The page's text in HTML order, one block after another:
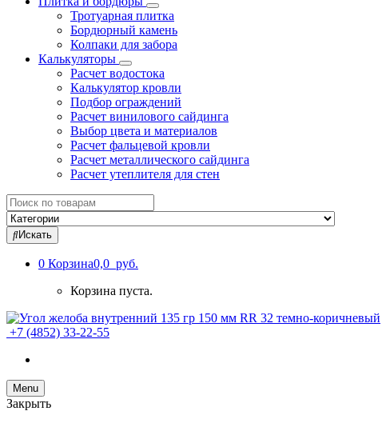
Тротуарная плитка
Бордюрный камень
Колпаки для забора
Калькуляторы
Расчет водостока
Калькулятор кровли
Подбор ограждений
Расчет винилового сайдинга
Выбор цвета и материалов
Расчет фальцевой кровли
Расчет металлического сайдинга
Расчет утеплителя для стен
Search
for:
Искать
0 Корзина0,0 руб.
Корзина пуста.
+7 (4852) 33-22-55
Menu
Закрыть